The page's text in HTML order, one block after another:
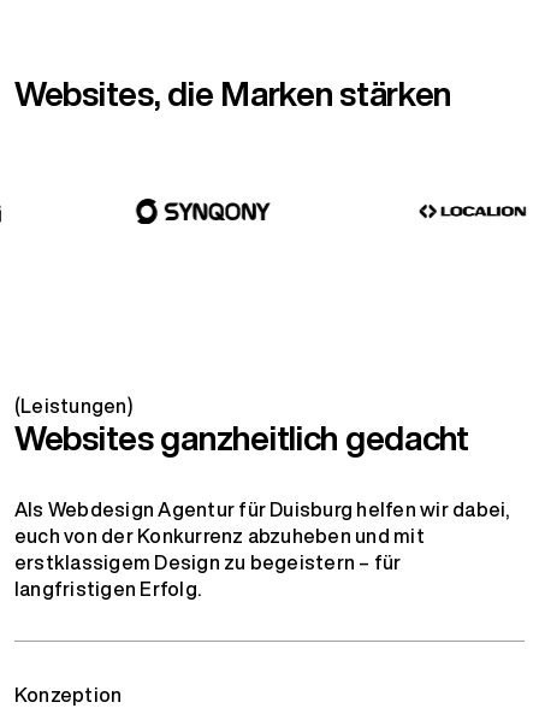
Websites, die Marken stärken
(Leistungen)
Websites ganzheitlich gedacht
Als Webdesign Agentur für Duisburg helfen wir dabei,
euch von der Konkurrenz abzuheben und mit
erstklassigem Design zu begeistern – für
langfristigen Erfolg.
Konzeption